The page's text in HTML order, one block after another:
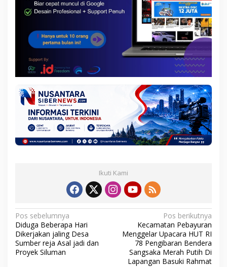
Ikuti Kami
N
a
v
i
Pos sebelumnya
Diduga Beberapa Hari
Dikerjakan jaling Desa
Sumber reja Asal jadi dan
Proyek Siluman
Pos berikutnya
Kecamatan Pebayuran
Menggelar Upacara HUT RI
78 Pengibaran Bendera
Sangsaka Merah Putih Di
Lapangan Basuki Rahmat